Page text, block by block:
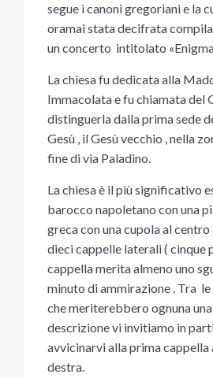
segue i canoni gregoriani e la
oramai stata decifrata
un concerto intitolato
La chiesa fu dedicata alla
Immacolata e fu chiamata del
distinguerla dalla prima sede
Gesù , il Gesù vecchio , nella
fine di via Paladino.
La chiesa è il più significativo
barocco napoletano con una
greca con una cupola al
dieci cappelle laterali ( cinque
cappella merita almeno uno
minuto di ammirazione . Tra
che meriterebbero ognuna
descrizione vi invitiamo in
avvicinarvi alla prima cappella
destra.